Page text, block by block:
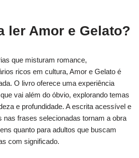
ler Amor e Gelato?
que misturam romance,
ricos em cultura, Amor e Gelato é
O livro oferece uma experiência
vai além do óbvio, explorando temas
e profundidade. A escrita acessível e
nas frases selecionadas tornam a obra
quanto para adultos que buscam
com significado.